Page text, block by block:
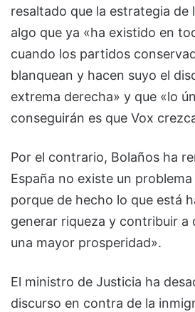
resaltado que la estrategia de
algo que ya «ha existido en
cuando los partidos
blanquean y hacen suyo el
extrema derecha» y que «lo
conseguirán es que Vox
Por el contrario, Bolaños ha
España no existe un
porque de hecho lo que está
generar riqueza y contribuir a
una mayor prosperidad».
El ministro de Justicia ha
discurso en contra de la